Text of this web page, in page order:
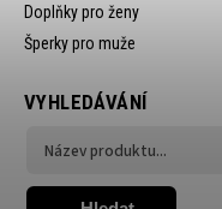
Doplňky pro ženy
Šperky pro muže
VYHLEDÁVÁNÍ